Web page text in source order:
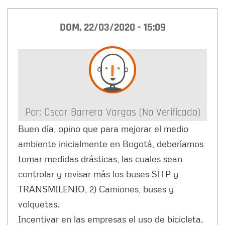
DOM, 22/03/2020 - 15:09
Por: Oscar Barrera Vargas (no Verificado)
Buen día, opino que para mejorar el medio
ambiente inicialmente en Bogotá, deberíamos
tomar medidas drásticas, las cuales sean
controlar y revisar más los buses SITP y
TRANSMILENIO, 2) Camiones, buses y
volquetas.
Incentivar en las empresas el uso de bicicleta.